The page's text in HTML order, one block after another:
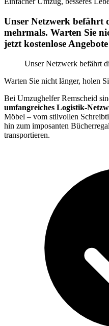
Unser Netzwerk befährt
mehrmals. Warten Sie
jetzt kostenlose Angebote
Unser Netzwerk befährt
Warten Sie nicht länger, holen
Bei Umzughelfer Remscheid
umfangreiches Logistik-
Möbel – vom stilvollen
hin zum imposanten
transportieren.